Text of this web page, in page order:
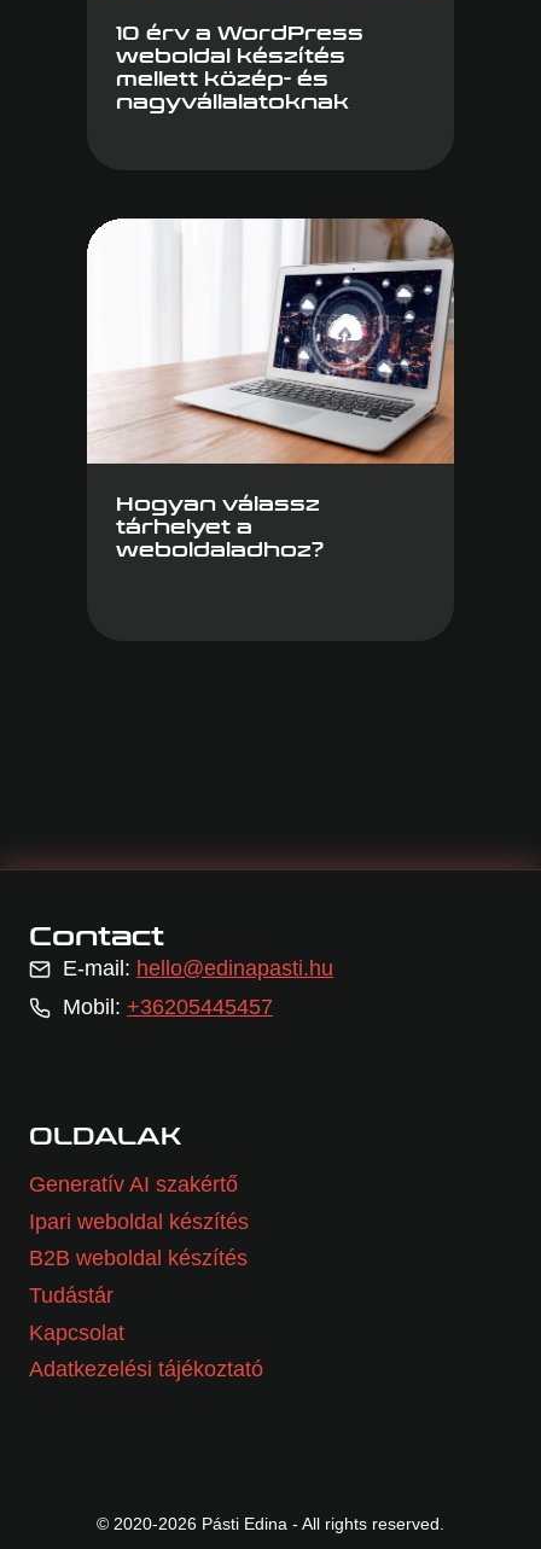
10 érv a WordPress
weboldal készítés
mellett közép- és
nagyvállalatoknak
Hogyan válassz
tárhelyet a
weboldaladhoz?
Contact
E-mail: hello@edinapasti.hu
Mobil: +36205445457
OLDALAK
Generatív AI szakértő
Ipari weboldal készítés
B2B weboldal készítés
Tudástár
Kapcsolat
Adatkezelési tájékoztató
© 2020-2026 Pásti Edina - All rights reserved.